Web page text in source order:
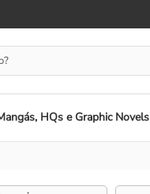
HQs e Graphic Novels